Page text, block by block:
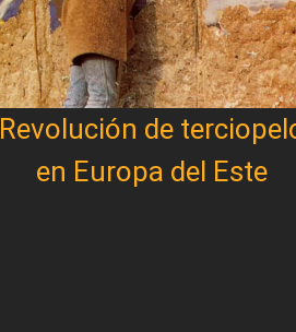
Revolución de
en Europa del Este